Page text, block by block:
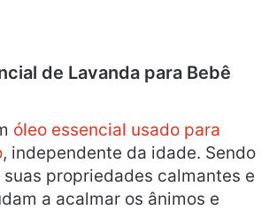
de Lavanda para Bebê
óleo essencial usado para
, independente da idade. Sendo
propriedades calmantes e
a acalmar os ânimos e